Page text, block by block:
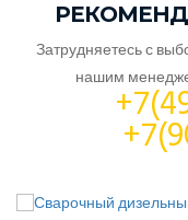
Затрудняетесь с
нашим